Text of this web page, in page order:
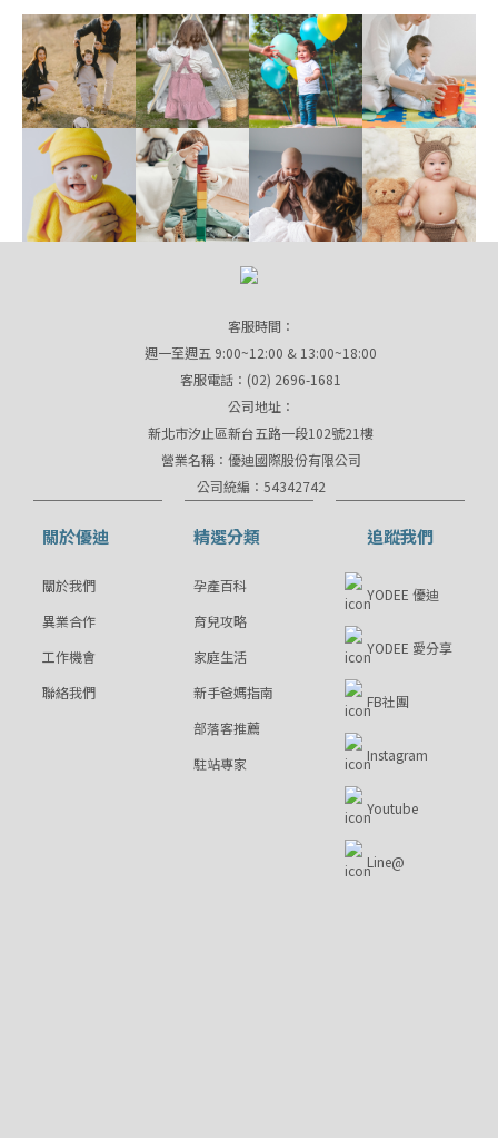
客服時間：
週一至週五 9:00~12:00 & 13:00~18:00
客服電話：(02) 2696-1681
公司地址：
新北市汐止區新台五路一段102號21樓
營業名稱：優迪國際股份有限公司
公司統編：54342742
關於優迪
關於我們
異業合作
工作機會
聯絡我們
精選分類
孕產百科
育兒攻略
家庭生活
新手爸媽指南
部落客推薦
駐站專家
追蹤我們
YODEE 優迪
YODEE 愛分享
FB社團
Instagram
Youtube
Line@